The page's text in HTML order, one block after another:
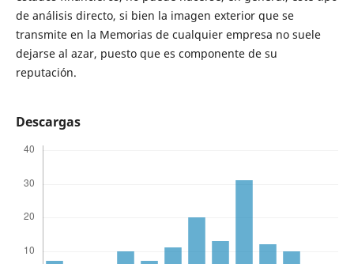
de análisis directo, si bien la imagen exterior que se
transmite en la Memorias de cualquier empresa no suele
dejarse al azar, puesto que es componente de su
reputación.
Descargas